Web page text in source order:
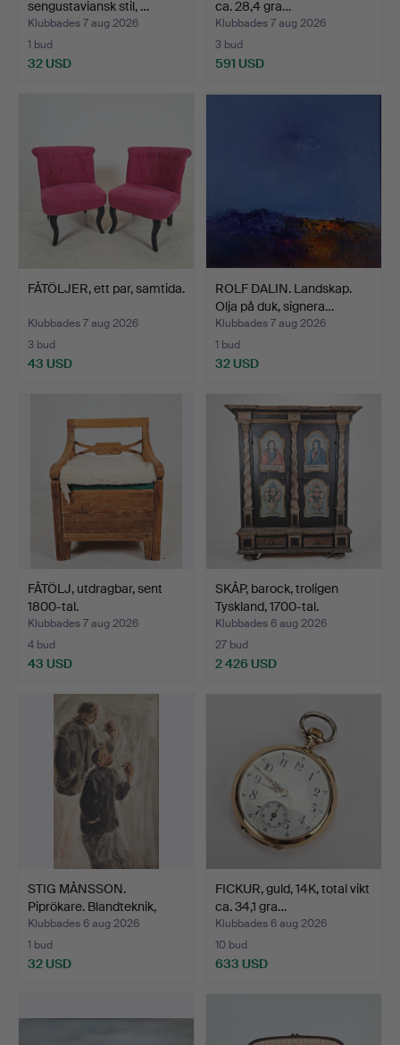
sengustaviansk stil, …
Klubbades 7 aug 2026
1 bud
32 USD
ca. 28,4 gra…
Klubbades 7 aug 2026
3 bud
591 USD
FÅTÖLJER, ett par, samtida.
Klubbades 7 aug 2026
3 bud
43 USD
ROLF DALIN. Landskap.
Olja på duk, signera…
Klubbades 7 aug 2026
1 bud
32 USD
FÅTÖLJ, utdragbar, sent
1800-tal.
Klubbades 7 aug 2026
4 bud
43 USD
SKÅP, barock, troligen
Tyskland, 1700-tal.
Klubbades 6 aug 2026
27 bud
2 426 USD
STIG MÅNSSON.
Piprökare. Blandteknik,
sign…
Klubbades 6 aug 2026
1 bud
32 USD
FICKUR, guld, 14K, total vikt
ca. 34,1 gra…
Klubbades 6 aug 2026
10 bud
633 USD